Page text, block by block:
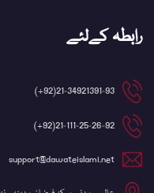
رابطہ کےلئے
21-34921391-93(92+)
21-111-25-26-92(92+)
support@dawateislami.net